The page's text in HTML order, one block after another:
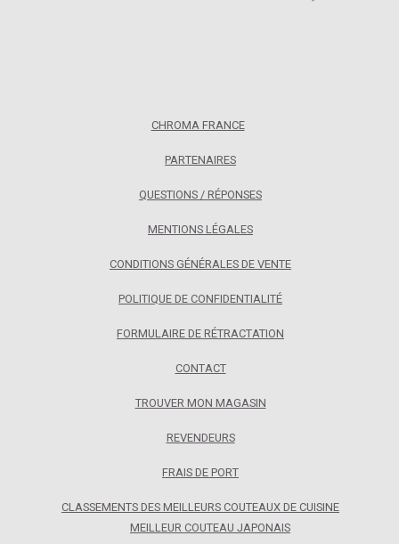
CHROMA FRANCE
PARTENAIRES
QUESTIONS / RÉPONSES
MENTIONS LÉGALES
CONDITIONS GÉNÉRALES DE VENTE
POLITIQUE DE CONFIDENTIALITÉ
FORMULAIRE DE RÉTRACTATION
CONTACT
TROUVER MON MAGASIN
REVENDEURS
FRAIS DE PORT
CLASSEMENTS DES MEILLEURS COUTEAUX DE CUISINE
MEILLEUR COUTEAU JAPONAIS